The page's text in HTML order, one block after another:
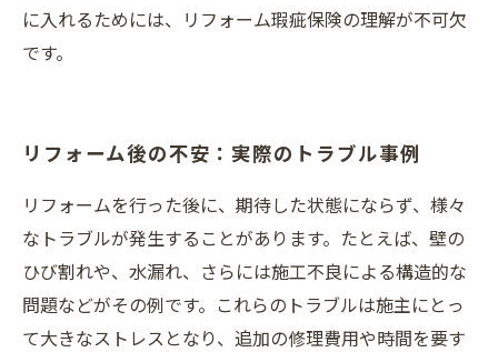
に入れるためには、リフォーム瑕疵保険の理解が不可欠
です。
リフォーム後の不安：実際のトラブル事例
リフォームを行った後に、期待した状態にならず、様々
なトラブルが発生することがあります。たとえば、壁の
ひび割れや、水漏れ、さらには施工不良による構造的な
問題などがその例です。これらのトラブルは施主にとっ
て大きなストレスとなり、追加の修理費用や時間を要す